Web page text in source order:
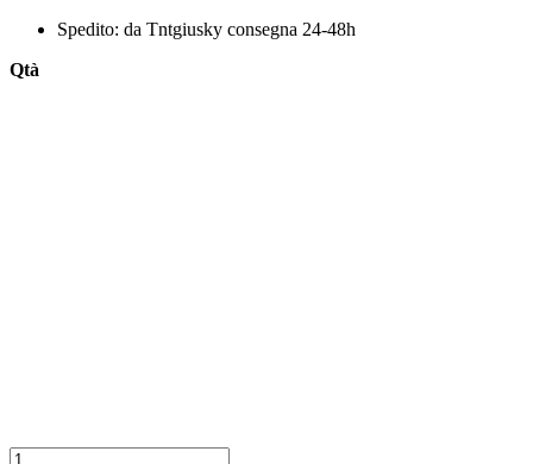
Spedito: da Tntgiusky consegna 24-48h
Qtà